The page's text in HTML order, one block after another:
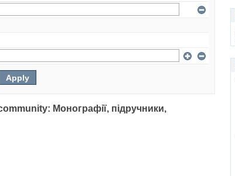
Монографії, підручники,